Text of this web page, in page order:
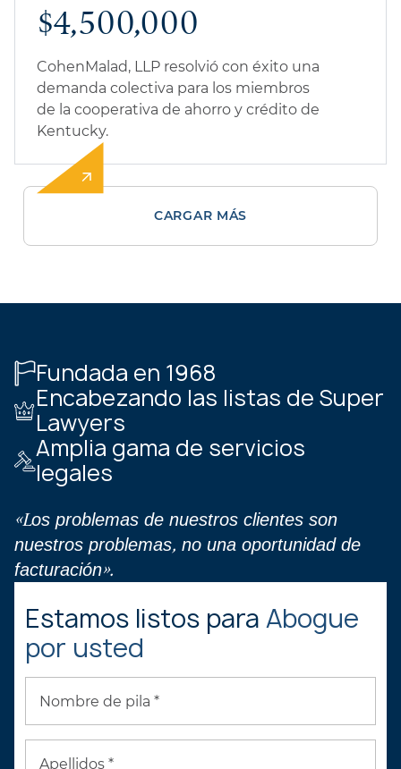
$4,500,000
CohenMalad, LLP resolvió con éxito una
demanda colectiva para los miembros
de la cooperativa de ahorro y crédito de
Kentucky.
CARGAR MÁS
Fundada en 1968
Encabezando las listas de Super
Lawyers
Amplia gama de servicios
legales
«Los problemas de nuestros clientes son
nuestros problemas, no una oportunidad de
facturación».
Estamos listos para Abogue
por usted
Nombre de pila *
Apellidos *